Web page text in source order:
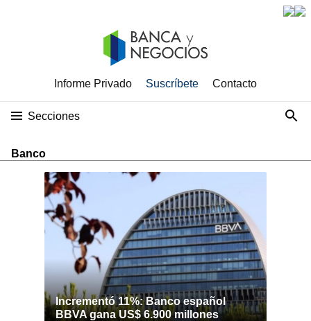
Informe Privado Suscríbete Contacto
Secciones
Banco
Incrementó 11%: Banco español
BBVA gana US$ 6.900 millones